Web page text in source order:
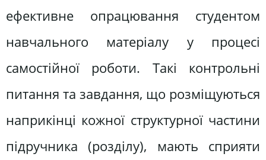
ефективне опрацювання студентом
навчального матеріалу у процесі
самостійної роботи. Такі контрольні
питання та завдання, що розміщуються
наприкінці кожної структурної частини
підручника (розділу), мають сприяти